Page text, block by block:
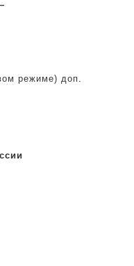
режиме) доп.